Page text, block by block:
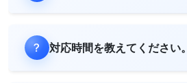
対応時間を教えてください。